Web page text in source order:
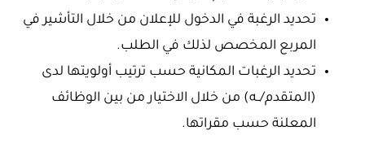
تحديد الرغبة في الدخول للإعلان من خلال التأشير في
المربع المخصص لذلك في الطلب.
تحديد الرغبات المكانية حسب ترتيب أولويتها لدى
(المتقدم/ــه) من خلال الاختيار من بين الوظائف
المعلنة حسب مقراتها.